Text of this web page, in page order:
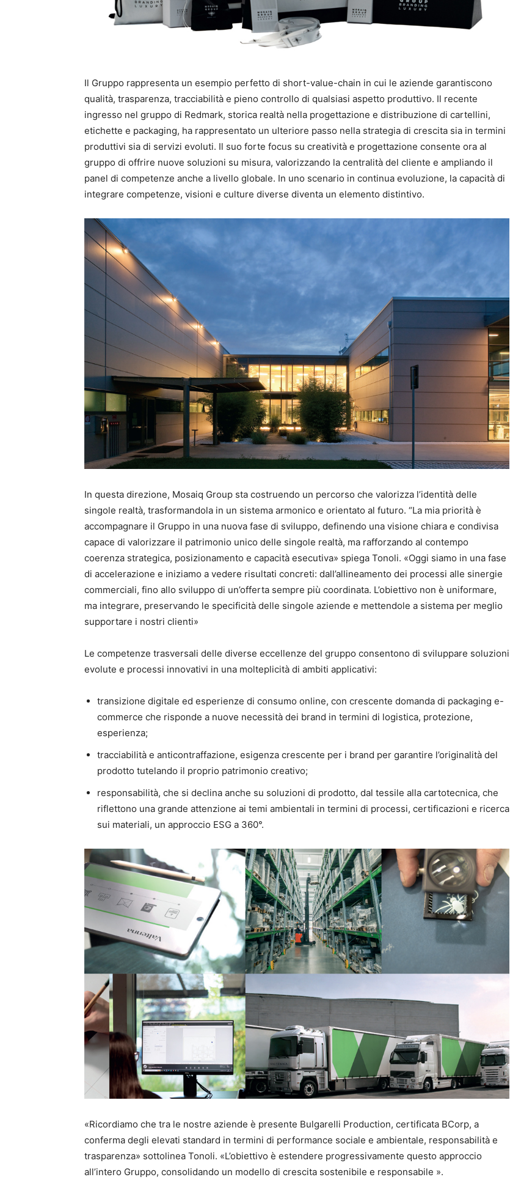
Il Gruppo rappresenta un esempio perfetto di short-value-chain in cui le aziende garantiscono
qualità, trasparenza, tracciabilità e pieno controllo di qualsiasi aspetto produttivo. Il recente
ingresso nel gruppo di Redmark, storica realtà nella progettazione e distribuzione di cartellini,
etichette e packaging, ha rappresentato un ulteriore passo nella strategia di crescita sia in termini
produttivi sia di servizi evoluti. Il suo forte focus su creatività e progettazione consente ora al
gruppo di offrire nuove soluzioni su misura, valorizzando la centralità del cliente e ampliando il
panel di competenze anche a livello globale. In uno scenario in continua evoluzione, la capacità di
integrare competenze, visioni e culture diverse diventa un elemento distintivo.
In questa direzione, Mosaiq Group sta costruendo un percorso che valorizza l’identità delle
singole realtà, trasformandola in un sistema armonico e orientato al futuro. “La mia priorità è
accompagnare il Gruppo in una nuova fase di sviluppo, definendo una visione chiara e condivisa
capace di valorizzare il patrimonio unico delle singole realtà, ma rafforzando al contempo
coerenza strategica, posizionamento e capacità esecutiva» spiega Tonoli. «Oggi siamo in una fase
di accelerazione e iniziamo a vedere risultati concreti: dall’allineamento dei processi alle sinergie
commerciali, fino allo sviluppo di un’offerta sempre più coordinata. L’obiettivo non è uniformare,
ma integrare, preservando le specificità delle singole aziende e mettendole a sistema per meglio
supportare i nostri clienti»
Le competenze trasversali delle diverse eccellenze del gruppo consentono di sviluppare soluzioni
evolute e processi innovativi in una molteplicità di ambiti applicativi:
transizione digitale ed esperienze di consumo online, con crescente domanda di packaging e-
commerce che risponde a nuove necessità dei brand in termini di logistica, protezione,
esperienza;
tracciabilità e anticontraffazione, esigenza crescente per i brand per garantire l’originalità del
prodotto tutelando il proprio patrimonio creativo;
responsabilità, che si declina anche su soluzioni di prodotto, dal tessile alla cartotecnica, che
riflettono una grande attenzione ai temi ambientali in termini di processi, certificazioni e ricerca
sui materiali, un approccio ESG a 360°.
«Ricordiamo che tra le nostre aziende è presente Bulgarelli Production, certificata BCorp, a
conferma degli elevati standard in termini di performance sociale e ambientale, responsabilità e
trasparenza» sottolinea Tonoli. «L’obiettivo è estendere progressivamente questo approccio
all’intero Gruppo, consolidando un modello di crescita sostenibile e responsabile ».